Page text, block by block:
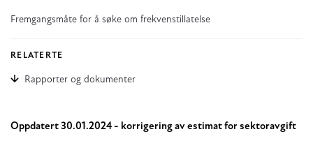
Fremgangsmåte for å søke om frekvenstillatelse
RELATERTE
Rapporter og dokumenter
Oppdatert 30.01.2024 - korrigering av estimat for sektoravgift